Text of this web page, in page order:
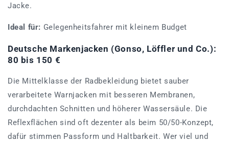
Jacke.
Ideal für: Gelegenheitsfahrer mit kleinem Budget
Deutsche Markenjacken (Gonso, Löffler und Co.):
80 bis 150 €
Die Mittelklasse der Radbekleidung bietet sauber
verarbeitete Warnjacken mit besseren Membranen,
durchdachten Schnitten und höherer Wassersäule. Die
Reflexflächen sind oft dezenter als beim 50/50-Konzept,
dafür stimmen Passform und Haltbarkeit. Wer viel und